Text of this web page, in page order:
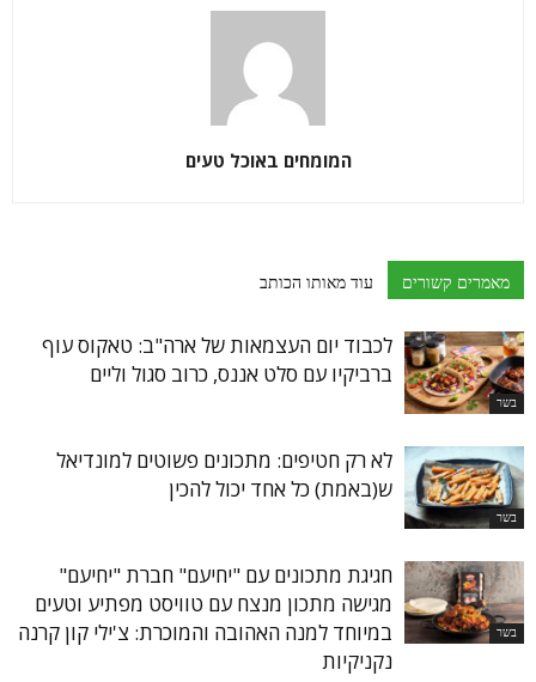
המומחים באוכל טעים
מאמרים קשורים עוד מאותו הכותב
בשר
לכבוד יום העצמאות של ארה"ב: טאקוס עוף
ברביקיו עם סלט אננס, כרוב סגול וליים
בשר
לא רק חטיפים: מתכונים פשוטים למונדיאל
ש(באמת) כל אחד יכול להכין
בשר
חגיגת מתכונים עם "יחיעם" חברת "יחיעם"
מגישה מתכון מנצח עם טוויסט מפתיע וטעים
במיוחד למנה האהובה והמוכרת: צ'ילי קון קרנה
נקניקיות